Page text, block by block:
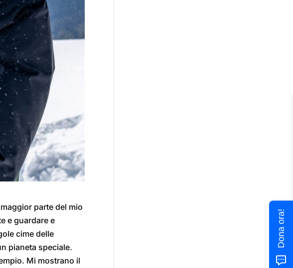
parte del mio
e guardare e
cime delle
pianeta speciale.
Mi mostrano il
Dona ora!